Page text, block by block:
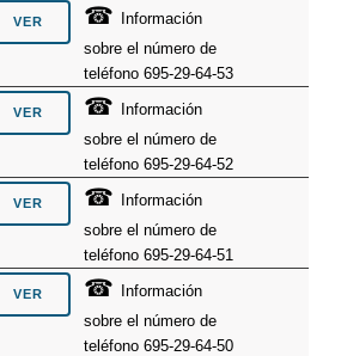
☎ Información
sobre el número de
teléfono 695-29-64-53
☎ Información
sobre el número de
teléfono 695-29-64-52
☎ Información
sobre el número de
teléfono 695-29-64-51
☎ Información
sobre el número de
teléfono 695-29-64-50